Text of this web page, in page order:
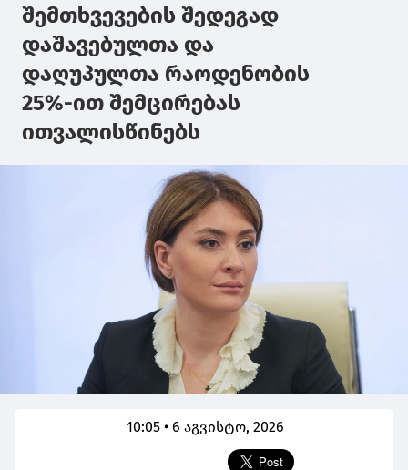
შემთხვევების შედეგად
დაშავებულთა და
დაღუპულთა რაოდენობის
25%-ით შემცირებას
ითვალისწინებს
10:05 • 6 აგვისტო, 2026